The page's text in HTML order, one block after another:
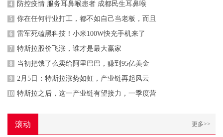
4 防控疫情 服务耳鼻喉患者 成都民生耳鼻喉
5 你在任何行业打工，都不如自己当老板，而且
6 雷军死磕黑科技！小米100W快充手机来了
7 特斯拉股价飞涨，谁才是最大赢家
8 当初把饿了么卖给阿里巴巴，赚到95亿美金
9 2月5日：特斯拉涨势如虹，产业链再起风云
10 特斯拉之后，这一产业链有望接力，一季度营
滚动 更多>>